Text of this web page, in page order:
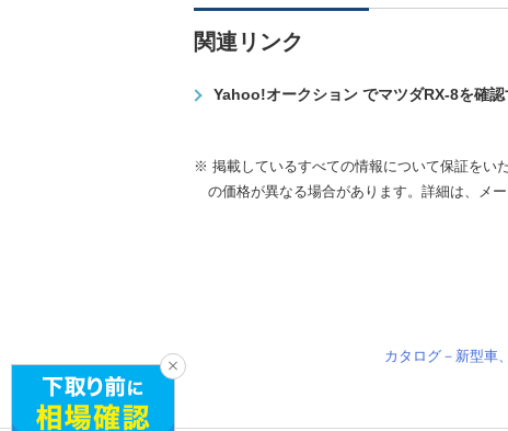
関連リンク
Yahoo!オークション でマツダRX-8を確認
※ 掲載しているすべての情報について保証をい
の価格が異なる場合があります。詳細は、メ
カタログ－新型車